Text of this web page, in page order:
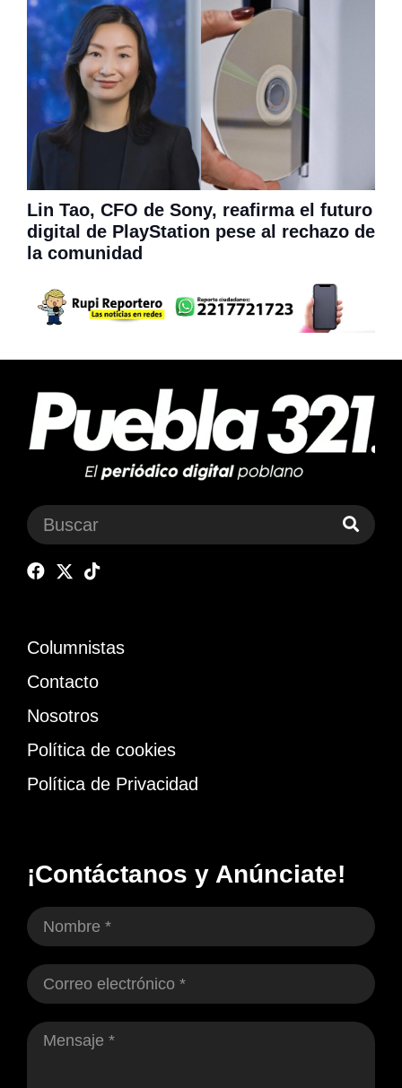
Lin Tao, CFO de Sony, reafirma el futuro
digital de PlayStation pese al rechazo de
la comunidad
Columnistas
Contacto
Nosotros
Política de cookies
Política de Privacidad
¡Contáctanos y Anúnciate!